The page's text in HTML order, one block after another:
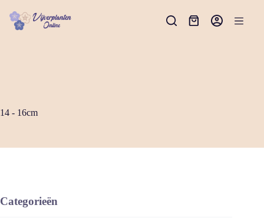
naar
Winkelwagen
14 - 16cm
Categorieën